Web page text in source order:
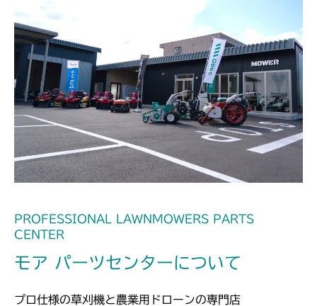
PROFESSIONAL LAWNMOWERS PARTS
CENTER
モア パーツセンターについて
プロ仕様の草刈機と農業用ドローンの専門店